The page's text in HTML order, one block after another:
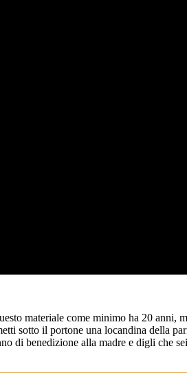
materiale come minimo ha 20 anni,
sotto il portone una locandina della
di benedizione alla madre e digli che